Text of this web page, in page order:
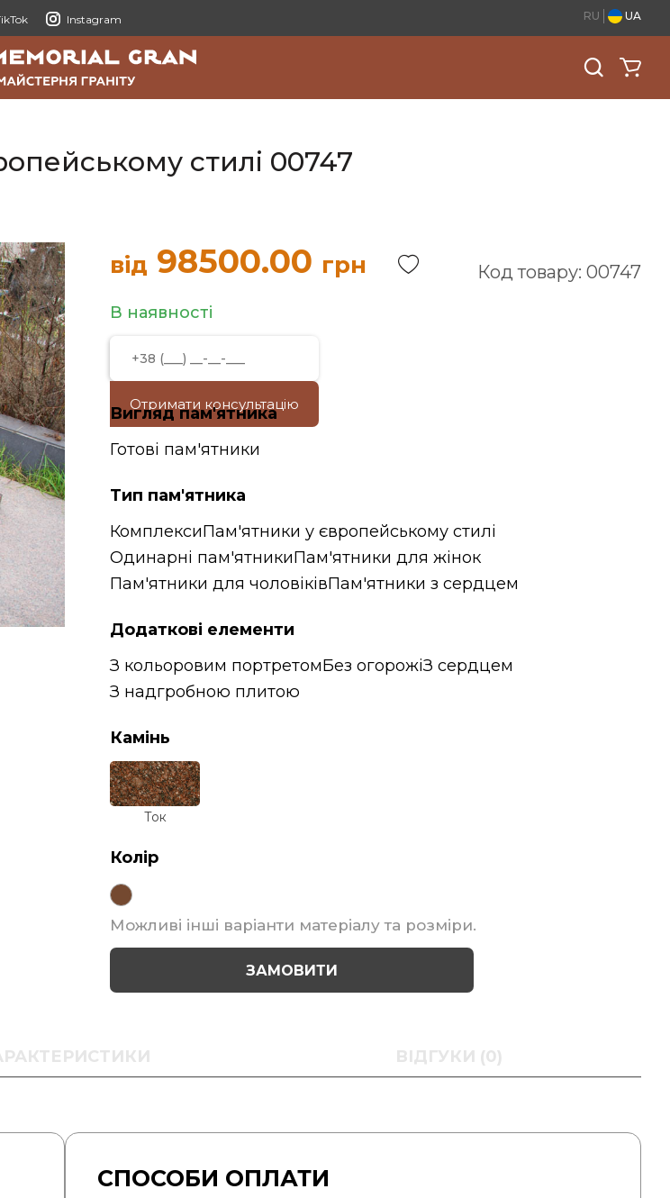
Instagram RU UA
стилі 00747
від 98500.00 грн Код товару: 00747
В наявності
Отримати консультацію
Вигляд пам'ятника
Готові пам'ятники
Тип пам'ятника
КомплексиПам'ятники у європейському стилі
Одинарні пам'ятникиПам'ятники для жінок
Пам'ятники для чоловіківПам'ятники з сердцем
Додаткові елементи
З кольоровим портретомБез огорожіЗ сердцем
З надгробною плитою
Камінь
Ток
Колір
Можливі інші варіанти матеріалу та розміри.
ЗАМОВИТИ
ВІДГУКИ (0)
СПОСОБИ ОПЛАТИ